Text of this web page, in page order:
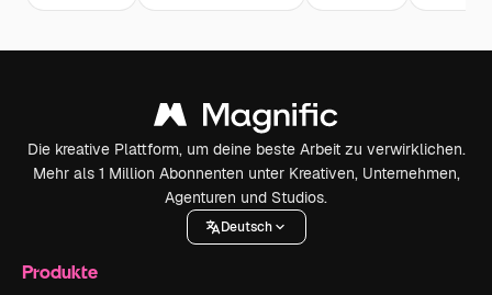
Die kreative Plattform, um deine beste Arbeit zu verwirklichen.
Mehr als 1 Million Abonnenten unter Kreativen, Unternehmen,
Agenturen und Studios.
Deutsch
Produkte